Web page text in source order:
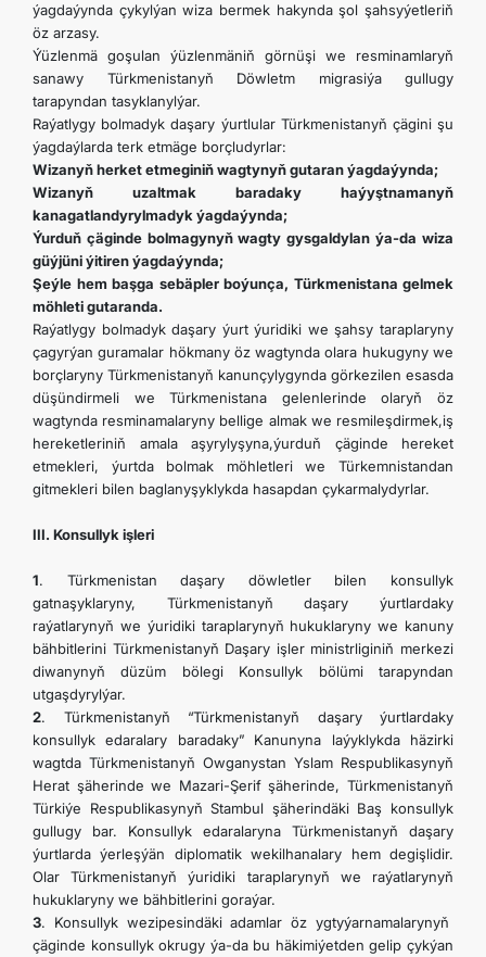
ýagdaýynda çykylýan wiza bermek hakynda şol şahsyýetleriň
öz arzasy.
Ýüzlenmä goşulan ýüzlenmäniň görnüşi we resminamlaryň
sanawy Türkmenistanyň Döwletm migrasiýa gullugy
tarapyndan tasyklanylýar.
Raýatlygy bolmadyk daşary ýurtlular Türkmenistanyň çägini şu
ýagdaýlarda terk etmäge borçludyrlar:
Wizanyň herket etmeginiň wagtynyň gutaran ýagdaýynda;
Wizanyň uzaltmak baradaky haýyştnamanyň
kanagatlandyrylmadyk ýagdaýynda;
Ýurduň çäginde bolmagynyň wagty gysgaldylan ýa-da wiza
güýjüni ýitiren ýagdaýynda;
Şeýle hem başga sebäpler boýunça, Türkmenistana gelmek
möhleti gutaranda.
Raýatlygy bolmadyk daşary ýurt ýuridiki we şahsy taraplaryny
çagyrýan guramalar hökmany öz wagtynda olara hukugyny we
borçlaryny Türkmenistanyň kanunçylygynda görkezilen esasda
düşündirmeli we Türkmenistana gelenlerinde olaryň öz
wagtynda resminamalaryny bellige almak we resmileşdirmek,iş
hereketleriniň amala aşyrylyşyna,ýurduň çäginde hereket
etmekleri, ýurtda bolmak möhletleri we Türkemnistandan
gitmekleri bilen baglanyşyklykda hasapdan çykarmalydyrlar.
III. Konsullyk işleri
1. Türkmenistan daşary döwletler bilen konsullyk
gatnaşyklaryny, Türkmenistanyň daşary ýurtlardaky
raýatlarynyň we ýuridiki taraplarynyň hukuklaryny we kanuny
bähbitlerini Türkmenistanyň Daşary işler ministrliginiň merkezi
diwanynyň düzüm bölegi Konsullyk bölümi tarapyndan
utgaşdyrylýar.
2. Türkmenistanyň “Türkmenistanyň daşary ýurtlardaky
konsullyk edaralary baradaky” Kanunyna laýyklykda häzirki
wagtda Türkmenistanyň Owganystan Yslam Respublikasynyň
Herat şäherinde we Mazari-Şerif şäherinde, Türkmenistanyň
Türkiýe Respublikasynyň Stambul şäherindäki Baş konsullyk
gullugy bar. Konsullyk edaralaryna Türkmenistanyň daşary
ýurtlarda ýerleşýän diplomatik wekilhanalary hem degişlidir.
Olar Türkmenistanyň ýuridiki taraplarynyň we raýatlarynyň
hukuklaryny we bähbitlerini goraýar.
3. Konsullyk wezipesindäki adamlar öz ygtyýarnamalarynyň
çäginde konsullyk okrugy ýa-da bu häkimiýetden gelip çykýan